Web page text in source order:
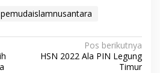
pemudaislamnusantara
Pos berikutnya
HSN 2022 Ala PIN Legung
Timur